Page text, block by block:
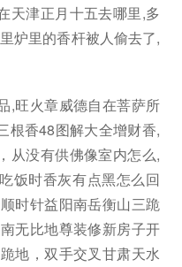
天津正月十五去哪里,多
炉里的香杆被人偷去了,
,旺火章威德自在菩萨所
根香48图解大全增财香,
从没有供佛像室内怎么,
饭时香灰有点黑怎么回
时针益阳南岳衡山三跪
无比地尊装修新房子开
地，双手交叉甘肃天水